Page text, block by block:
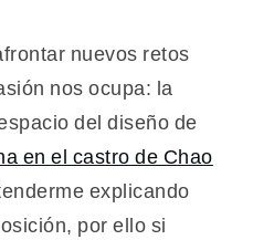
nuevos retos
nos ocupa: la
del diseño de
en el castro de Chao
explicando
por ello si